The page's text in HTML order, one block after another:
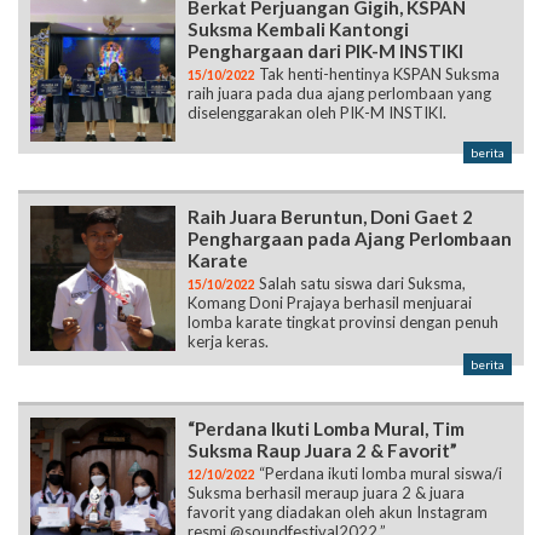
raih juara pada dua ajang perlombaan yang
diselenggarakan oleh PIK-M INSTIKI.
berita
Penghargaan pada Ajang Perlombaan
Komang Doni Prajaya berhasil menjuarai
lomba karate tingkat provinsi dengan penuh
kerja keras.
“Perdana Ikuti Lomba Mural, Tim
Suksma Raup Juara 2 & Favorit”
Suksma berhasil meraup juara 2 & juara
favorit yang diadakan oleh akun Instagram
resmi @soundfestival2022.”